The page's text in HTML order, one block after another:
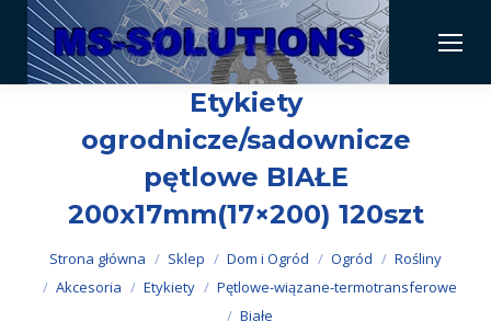
Etykiety
ogrodnicze/sadownicze
pętlowe BIAŁE
200x17mm(17×200) 120szt
Jesteś tutaj:
Strona główna Sklep Dom i Ogród Ogród
Rośliny
Akcesoria
Etykiety
Pętlowe-wiązane-termotransferowe
Białe